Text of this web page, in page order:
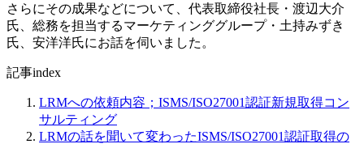
さらにその成果などについて、代表取締役社長・渡辺大介
氏、総務を担当するマーケティンググループ・土持みずき
氏、安洋洋氏にお話を伺いました。
記事index
LRMへの依頼内容；ISMS/ISO27001認証新規取得コン
サルティング
LRMの話を聞いて変わったISMS/ISO27001認証取得の